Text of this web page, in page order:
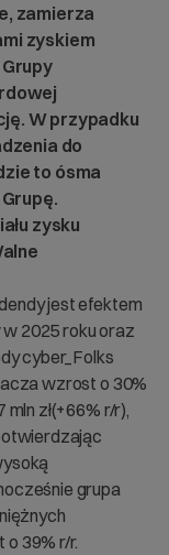
zamierza
zyskiem
W przypadku
do
to ósma
zysku
jest efektem
2025 roku oraz
cyber_Folks
wzrost o 30%
zł(+66% r/r),
grupa
o 39% r/r.